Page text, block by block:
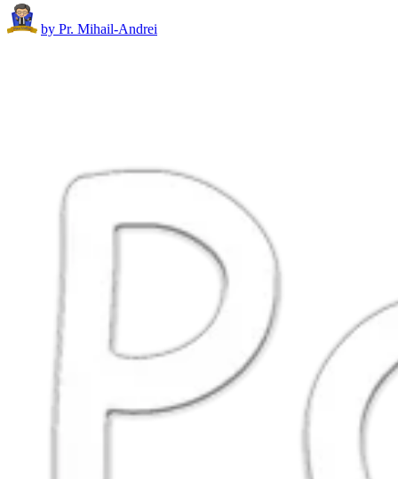
by Pr. Mihail-Andrei